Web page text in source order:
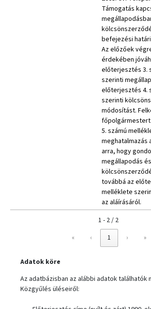
Támogatás
befejezési
Az előzőek
érdekében
előterjesztés 3.
szerinti
előterjesztés 4.
szerinti
módosítást.
5. számú
meghatalmazás
arra, hogy
megállapodás
továbbá az
melléklete
az aláírásáról.
1 - 2 / 2
«
‹ 1 › »
Adatok köre
Az adatbázisban az alábbi adatok találhatók
Közgyűlés üléseiről: